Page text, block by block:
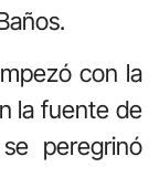
con la
la fuente de
peregrinó